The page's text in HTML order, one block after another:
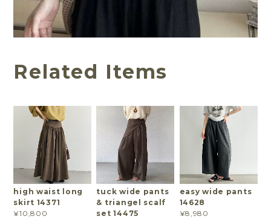
Related Items
high waist long
skirt 14371
¥10,800
tuck wide pants
& triangel scalf
set 14475
easy wide pants
14628
¥8,980